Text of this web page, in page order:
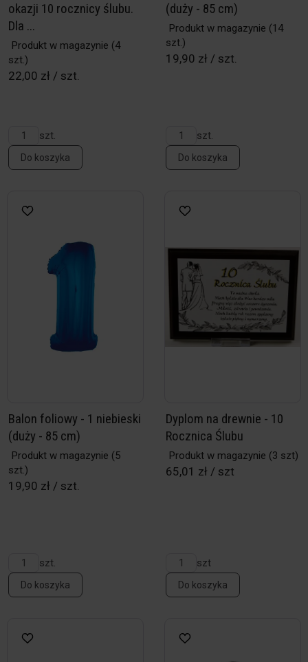
okazji 10 rocznicy ślubu.
Dla ...
Produkt w magazynie (4
szt.)
22,00 zł / szt.
szt.
Do koszyka
(duży - 85 cm)
Produkt w magazynie (14
szt.)
19,90 zł / szt.
szt.
Do koszyka
Balon foliowy - 1 niebieski
(duży - 85 cm)
Produkt w magazynie (5
szt.)
19,90 zł / szt.
szt.
Do koszyka
Dyplom na drewnie - 10
Rocznica Ślubu
Produkt w magazynie (3 szt)
65,01 zł / szt
szt
Do koszyka